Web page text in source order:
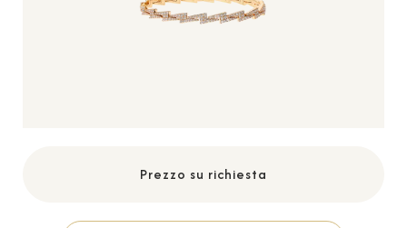
Prezzo su richiesta